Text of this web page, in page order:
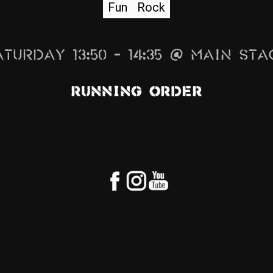
Fun Rock
13:50 – 14:35 @ Main
Running Order